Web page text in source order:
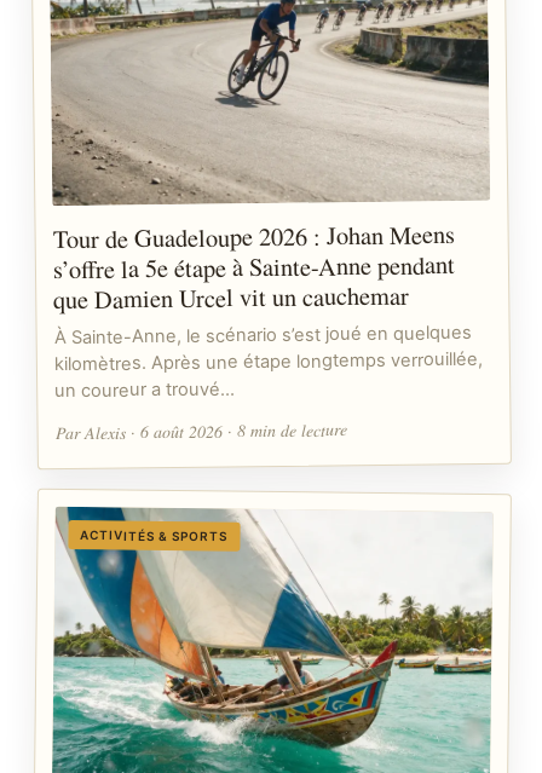
Tour de Guadeloupe 2026 : Johan Meens
s’offre la 5e étape à Sainte-Anne pendant
que Damien Urcel vit un cauchemar
À Sainte-Anne, le scénario s’est joué en quelques
kilomètres. Après une étape longtemps verrouillée,
un coureur a trouvé…
Par Alexis · 6 août 2026 · 8 min de lecture
ACTIVITÉS & SPORTS